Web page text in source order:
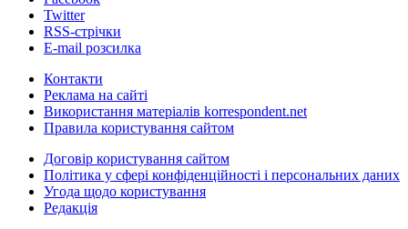
Twitter
RSS-стрічки
E-mail розсилка
Контакти
Реклама на сайті
Використання матеріалів korrespondent.net
Правила користування сайтом
Договір користування сайтом
Політика у сфері конфіденційності і персональних даних
Угода щодо користування
Редакція